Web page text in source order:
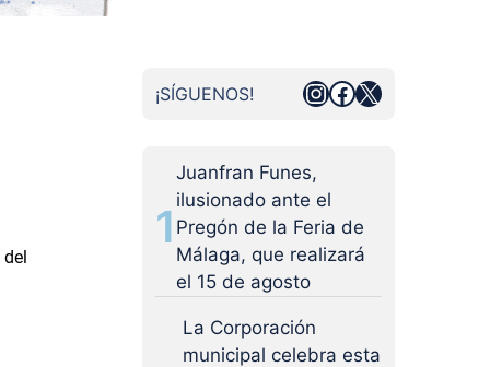
¡SÍGUENOS! Instagram
Facebook
X
1
Juanfran Funes,
ilusionado ante el
Pregón de la Feria de
Málaga, que realizará
el 15 de agosto
La Corporación
municipal celebra esta